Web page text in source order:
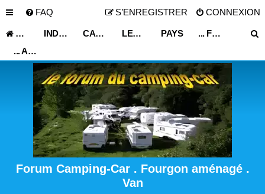
FAQ CONNEXION
S’ENREGISTRER
ACCUEIL INDEX DU FORUM CARNET DE VOYAGE LES ASTUCES ET CONSEILS DE VOYAGE PAYS
... FRANCE ...
... AQUITAINE ...
Forum Camping-Car . Fourgon aménagé .
Van